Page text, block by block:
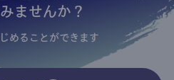
ませんか？
めることができます